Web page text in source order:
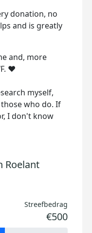
donation, no
and is greatly
and, more
❤️
myself,
who do. If
I don't know
Roelant
Streefbedrag
€500